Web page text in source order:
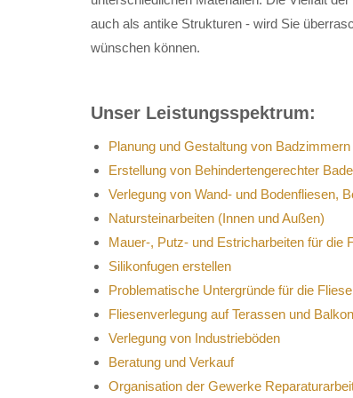
auch als antike Strukturen - wird Sie
wünschen können.
Unser Leistungsspektrum:
Planung und Gestaltung von
Erstellung von Behindertengerechter
Verlegung von Wand- und Bodenfliesen,
Natursteinarbeiten (Innen und Außen)
Mauer-, Putz- und Estricharbeiten für die
Silikonfugen erstellen
Problematische Untergründe für die
Fliesenverlegung auf Terassen und
Verlegung von Industrieböden
Beratung und Verkauf
Organisation der Gewerke